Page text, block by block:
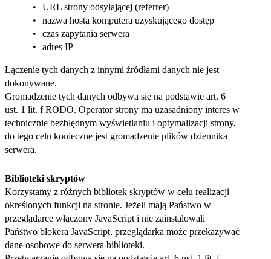
URL strony odsyłającej (referrer)
nazwa hosta komputera uzyskującego dostęp
czas zapytania serwera
adres IP
Łączenie tych danych z innymi źródłami danych nie jest
dokonywane.
Gromadzenie tych danych odbywa się na podstawie art. 6
ust. 1 lit. f RODO. Operator strony ma uzasadniony interes w
technicznie bezbłędnym wyświetlaniu i optymalizacji strony,
do tego celu konieczne jest gromadzenie plików dziennika
serwera.
Biblioteki skryptów
Korzystamy z różnych bibliotek skryptów w celu realizacji
określonych funkcji na stronie. Jeżeli mają Państwo w
przeglądarce włączony JavaScript i nie zainstalowali
Państwo blokera JavaScript, przeglądarka może przekazywać
dane osobowe do serwera biblioteki.